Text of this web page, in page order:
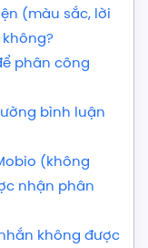
(màu sắc, lời
phân công
bình luận
(không
nhận phân
không được